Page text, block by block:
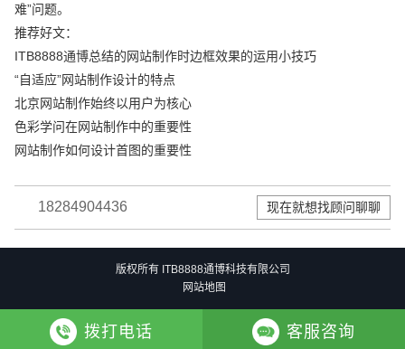
难”问题。
推荐好文：
ITB8888通博总结的网站制作时边框效果的运用小技巧
“自适应”网站制作设计的特点
北京网站制作始终以用户为核心
色彩学问在网站制作中的重要性
网站制作如何设计首图的重要性
18284904436 现在就想找顾问聊聊
版权所有 ITB8888通博科技有限公司
网站地图
拨打电话 客服咨询